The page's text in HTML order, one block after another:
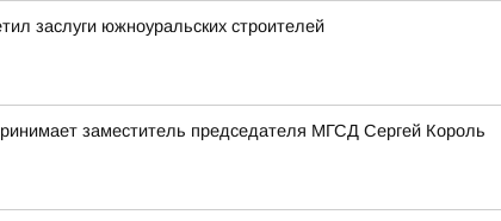
заслуги южноуральских строителей
заместитель председателя МГСД Сергей Король